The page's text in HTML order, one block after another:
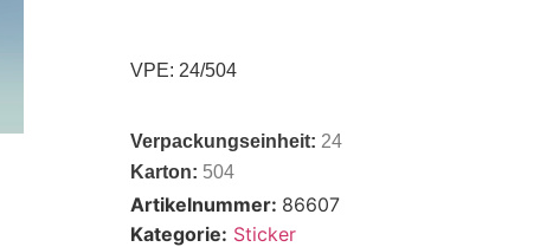
VPE: 24/504
Verpackungseinheit: 24
Karton: 504
Artikelnummer: 86607
Kategorie: Sticker